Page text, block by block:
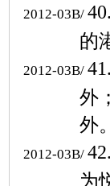
2012-03B/ 40.
的
2012-03B/ 41.
外
外。
2012-03B/ 42.
为